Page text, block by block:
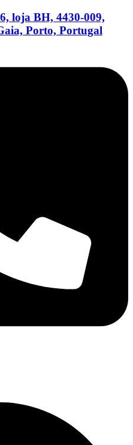
loja BH, 4430-009,
Porto, Portugal